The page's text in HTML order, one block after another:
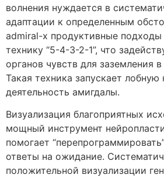
волнения нуждается в
адаптации к определенным
admiral-x продуктивные подходы
технику “5-4-3-2-1”, что
органов чувств для заземления
Такая техника запускает
деятельность амигдалы.
Визуализация благоприятных
мощный инструмент
помогает
ответы на ожидание.
положительной визуализации